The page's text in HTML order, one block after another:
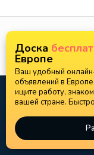
Доска
Европе
Ваш удобный
объявлений в
ищите работу,
вашей стране.